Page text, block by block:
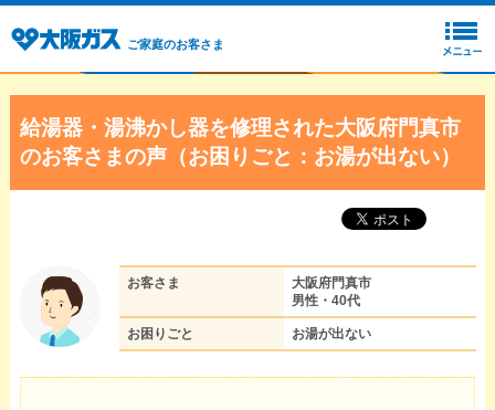
ご家庭のお客さま
給湯器・湯沸かし器を修理された大阪府門真市
のお客さまの声（お困りごと：お湯が出ない）
お客さま
大阪府門真市
男性・40代
お困りごと お湯が出ない